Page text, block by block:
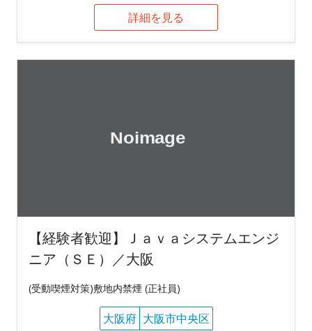
詳細を見る
【経験者歓迎】Ｊａｖａシステムエンジ
ニア（ＳＥ）／大阪
(受動喫煙対策)敷地内禁煙 (正社員)
大阪府 大阪市中央区